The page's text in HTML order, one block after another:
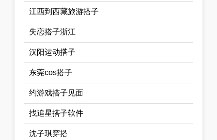
江西到西藏旅游搭子
失恋搭子浙江
汉阳运动搭子
东莞cos搭子
约游戏搭子见面
找追星搭子软件
沈子琪穿搭